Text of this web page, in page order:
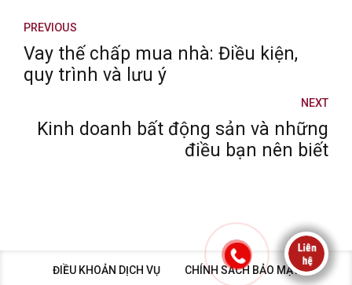
PREVIOUS
Vay thế chấp mua nhà: Điều kiện,
quy trình và lưu ý
NEXT
Kinh doanh bất động sản và những
điều bạn nên biết
ĐIỀU KHOẢN DỊCH VỤ CHÍNH SÁCH BẢO MẬT